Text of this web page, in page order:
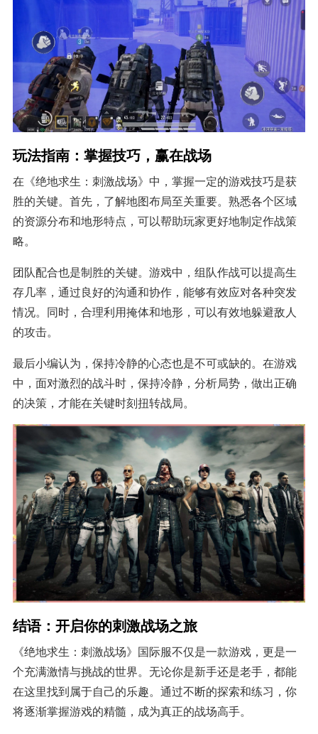
玩法指南：掌握技巧，赢在战场
在《绝地求生：刺激战场》中，掌握一定的游戏技巧是获
胜的关键。首先，了解地图布局至关重要。熟悉各个区域
的资源分布和地形特点，可以帮助玩家更好地制定作战策
略。
团队配合也是制胜的关键。游戏中，组队作战可以提高生
存几率，通过良好的沟通和协作，能够有效应对各种突发
情况。同时，合理利用掩体和地形，可以有效地躲避敌人
的攻击。
最后小编认为，保持冷静的心态也是不可或缺的。在游戏
中，面对激烈的战斗时，保持冷静，分析局势，做出正确
的决策，才能在关键时刻扭转战局。
结语：开启你的刺激战场之旅
《绝地求生：刺激战场》国际服不仅是一款游戏，更是一
个充满激情与挑战的世界。无论你是新手还是老手，都能
在这里找到属于自己的乐趣。通过不断的探索和练习，你
将逐渐掌握游戏的精髓，成为真正的战场高手。